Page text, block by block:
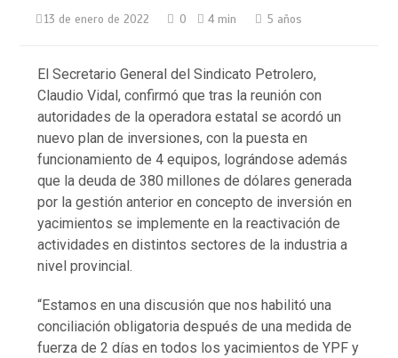
13 de enero de 2022 0 4 min 5 años
El Secretario General del Sindicato Petrolero,
Claudio Vidal, confirmó que tras la reunión con
autoridades de la operadora estatal se acordó un
nuevo plan de inversiones, con la puesta en
funcionamiento de 4 equipos, lográndose además
que la deuda de 380 millones de dólares generada
por la gestión anterior en concepto de inversión en
yacimientos se implemente en la reactivación de
actividades en distintos sectores de la industria a
nivel provincial.
“Estamos en una discusión que nos habilitó una
conciliación obligatoria después de una medida de
fuerza de 2 días en todos los yacimientos de YPF y